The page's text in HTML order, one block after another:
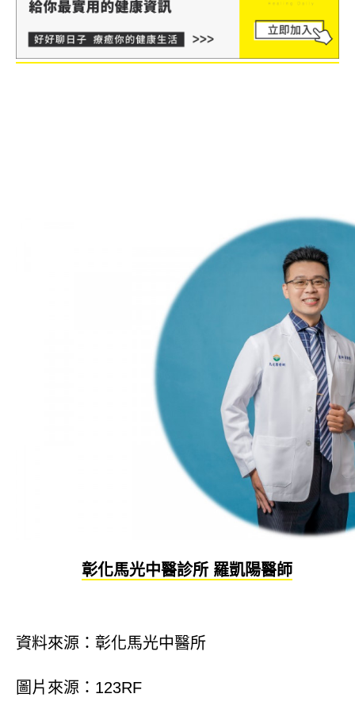
彰化馬光中醫診所 羅凱陽醫師
資料來源：彰化馬光中醫所
圖片來源：123RF